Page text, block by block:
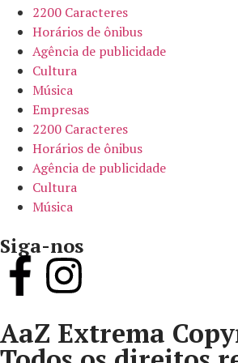
2200 Caracteres
Horários de ônibus
Agência de publicidade
Cultura
Música
Empresas
2200 Caracteres
Horários de ônibus
Agência de publicidade
Cultura
Música
Siga-nos
AaZ Extrema